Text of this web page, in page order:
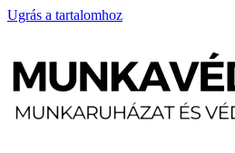
Ugrás a tartalomhoz